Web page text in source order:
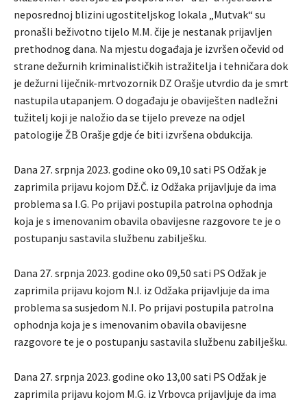
neposrednoj blizini ugostiteljskog lokala „Mutvak“ su
pronašli beživotno tijelo M.M. čije je nestanak prijavljen
prethodnog dana. Na mjestu događaja je izvršen očevid od
strane dežurnih kriminalističkih istražitelja i tehničara dok
je dežurni liječnik-mrtvozornik DZ Orašje utvrdio da je smrt
nastupila utapanjem. O događaju je obaviješten nadležni
tužitelj koji je naložio da se tijelo preveze na odjel
patologije ŽB Orašje gdje će biti izvršena obdukcija.
Dana 27. srpnja 2023. godine oko 09,10 sati PS Odžak je
zaprimila prijavu kojom Dž.Č. iz Odžaka prijavljuje da ima
problema sa I.G. Po prijavi postupila patrolna ophodnja
koja je s imenovanim obavila obavijesne razgovore te je o
postupanju sastavila službenu zabilješku.
Dana 27. srpnja 2023. godine oko 09,50 sati PS Odžak je
zaprimila prijavu kojom N.I. iz Odžaka prijavljuje da ima
problema sa susjedom N.I. Po prijavi postupila patrolna
ophodnja koja je s imenovanim obavila obavijesne
razgovore te je o postupanju sastavila službenu zabilješku.
Dana 27. srpnja 2023. godine oko 13,00 sati PS Odžak je
zaprimila prijavu kojom M.G. iz Vrbovca prijavljuje da ima